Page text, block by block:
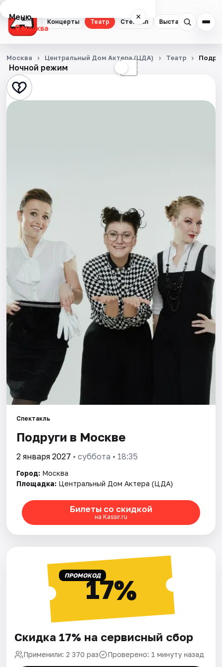
Концерты Театр Стендап Выставки
Меню ×
Москва
Концерты
Театр
Стендап
Спорт
События
Города
Артисты
Рейтинги
Ночной режим ☾
Москва Центральный Дом Актера (ЦДА) Театр
Спектакль
Подруги в Москве
2 января 2027 • суббота • 18:35
Город: Москва
Площадка: Центральный Дом Актера (ЦДА)
Билеты со скидкой
на Kassir.ru
ПРОМОКОД17%
Скидка 17% на сервисный сбор
Применили: 2 370 раз Проверено: 1 минуту назад